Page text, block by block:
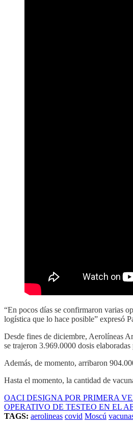
“En pocos días se confirmaron varias
logística que lo hace posible” expresó
Desde fines de diciembre, Aerolíneas
se trajeron 3.969.0000 dosis
Además, de momento, arribaron
Hasta el momento, la cantidad de
OACI DESIGNA POR PRIMERA
OPERATIVO DE TESTEO EN EL
TAGS: aerolineas covid Moscú